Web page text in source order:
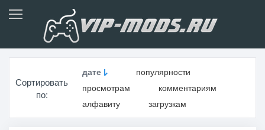
Сортировать
по:
дате
популярности
просмотрам
комментариям
алфавиту
загрузкам